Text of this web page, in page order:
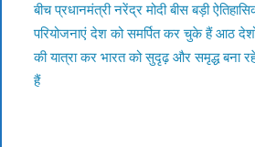
बीच प्रधानमंत्री नरेंद्र मोदी बीस बड़ी
परियोजनाएं देश को समर्पित कर चुके हैं आठ
की यात्रा कर भारत को सुदृढ़ और समृद्ध बना
हैं